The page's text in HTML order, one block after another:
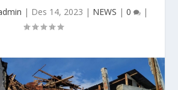
| Des 14, 2023 | NEWS | 0 |